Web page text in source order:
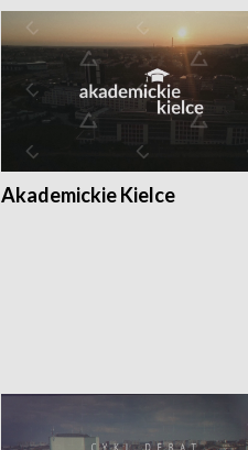
Akademickie Kielce